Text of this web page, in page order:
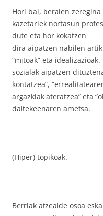
Hori bai, beraien
kazetariek nortasun
dute eta hor kokatzen
dira aipatzen nabilen
“mitoak” eta
sozialak aipatzen
kontatzea”,
argazkiak ateratzea” eta
daitekeenaren ametsa.
(Hiper) topikoak.
Berriak atzealde osoa